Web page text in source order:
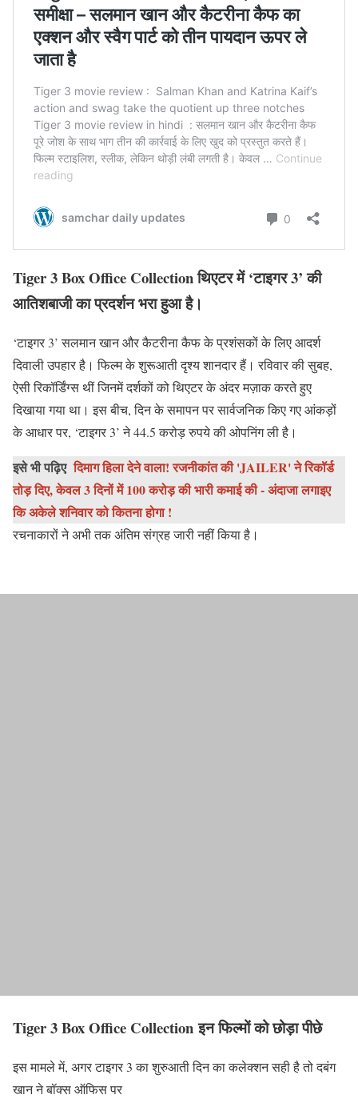
Tiger 3 Box Office Collectionथिएटर में ‘टाइगर 3’ की
आतिशबाजी का प्रदर्शन भरा हुआ है।
‘टाइगर 3’ सलमान खान और कैटरीना कैफ के प्रशंसकों के लिए आदर्श
दिवाली उपहार है। फिल्म के शुरूआती दृश्य शानदार हैं। रविवार की सुबह,
ऐसी रिकॉर्डिंग्स थीं जिनमें दर्शकों को थिएटर के अंदर मज़ाक करते हुए
दिखाया गया था। इस बीच, दिन के समापन पर सार्वजनिक किए गए आंकड़ों
के आधार पर, ‘टाइगर 3’ ने 44.5 करोड़ रुपये की ओपनिंग ली है।
इसे भी पढ़िए दिमाग हिला देने वाला! रजनीकांत की 'JAILER' ने रिकॉर्ड
तोड़ दिए, केवल 3 दिनों में 100 करोड़ की भारी कमाई की - अंदाजा लगाइए
कि अकेले शनिवार को कितना होगा !
रचनाकारों ने अभी तक अंतिम संग्रह जारी नहीं किया है।
Tiger 3 Box Office Collectionइन फिल्मों को छोड़ा पीछे
इस मामले में, अगर टाइगर 3 का शुरुआती दिन का कलेक्शन सही है तो दबंग
खान ने बॉक्स ऑफिस पर